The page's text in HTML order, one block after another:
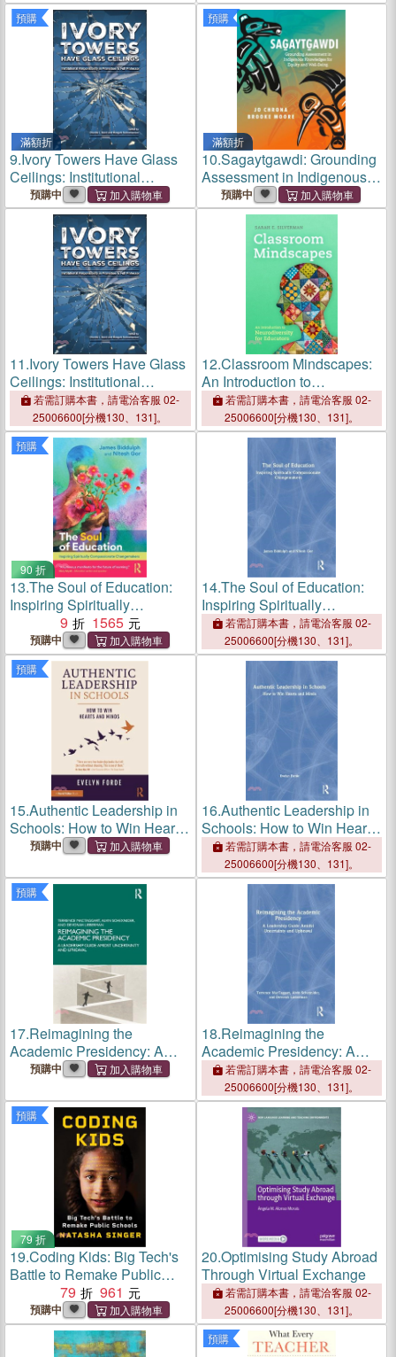
預購
滿額折
9.Ivory Towers Have Glass
Ceilings: Institutional
Responsibility in Promotion
to Full Professor
預購中
預購
滿額折
10.Sag̱aytg̱awdi: Grounding
Assessment in Indigenous
Knowledges for Equity and
Well-Being
預購中
11.Ivory Towers Have Glass
Ceilings: Institutional
Responsibility in Promotion
to Full Professor
若需訂購本書，請電洽客服 02-
25006600[分機130、131]。
12.Classroom Mindscapes:
An Introduction to
Neurodiversity for Educators
Volume 10
若需訂購本書，請電洽客服 02-
25006600[分機130、131]。
預購
90 折
13.The Soul of Education:
Inspiring Spiritually
Compassionate
Changemakers
9 1565
預購中
14.The Soul of Education:
Inspiring Spiritually
Compassionate
Changemakers
若需訂購本書，請電洽客服 02-
25006600[分機130、131]。
預購
15.Authentic Leadership in
Schools: How to Win Hearts
and Minds
預購中
16.Authentic Leadership in
Schools: How to Win Hearts
and Minds
若需訂購本書，請電洽客服 02-
25006600[分機130、131]。
預購
17.Reimagining the
Academic Presidency: A
Leadership Guide Amidst
預購中
18.Reimagining the
Academic Presidency: A
Leadership Guide Amidst
Uncertainty and Upheaval
若需訂購本書，請電洽客服 02-
25006600[分機130、131]。
預購
79 折
19.Coding Kids: Big Tech's
Battle to Remake Public
Schools79 961
預購中
20.Optimising Study Abroad
Through Virtual Exchange
若需訂購本書，請電洽客服 02-
25006600[分機130、131]。
預購